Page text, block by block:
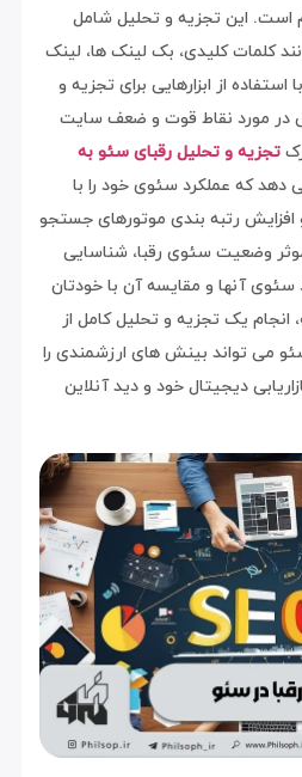
است. این تجزیه و تحلیل شامل
کلمات کلیدی، بک لینک ها، لینک
از ابزارهایی برای تجزیه و
در مورد نقاط قوت و ضعف سایت
تجزیه و تحلیل رقبای سئوبه
دهد که عملکرد سئوی خود را با
رتبه بندی موتورهای جستجو
وضعیت سئوی رقبا، شناسایی
سئوی آنها و مقایسه آن با خودتان
یک تجزیه و تحلیل کامل از
می تواند بینش های ارزشمندی را
دیجیتال خود و دید آنلاین